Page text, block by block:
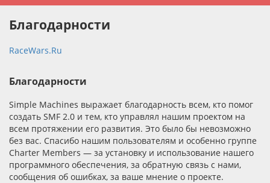
Благодарности
RaceWars.Ru
Благодарности
Simple Machines выражает благодарность всем, кто помог
создать SMF 2.0 и тем, кто управлял нашим проектом на
всем протяжении его развития. Это было бы невозможно
без вас. Спасибо нашим пользователям и особенно группе
Charter Members — за установку и использование нашего
программного обеспечения, за обратную связь с нами,
сообщения об ошибках, за ваше мнение о проекте.